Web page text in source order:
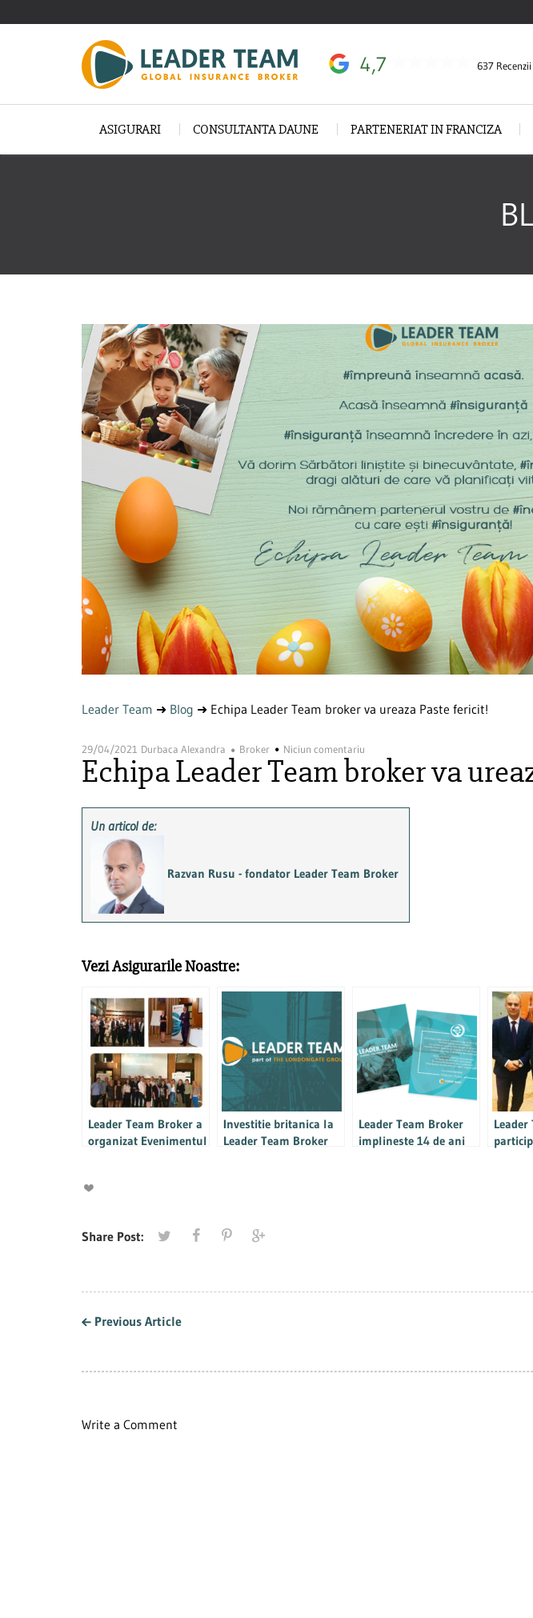
4,7 637 Recenzii
ASIGURARI CONSULTANTA DAUNE PARTENERIAT IN FRANCIZA
Leader Team ➜ Blog ➜ Echipa Leader Team broker va ureaza Paste fericit!
29/04/2021 Durbaca Alexandra Broker Niciun comentariu
Echipa Leader Team broker va
Un articol de:
Razvan Rusu - fondator Leader Team Broker
Vezi Asigurarile Noastre:
Leader Team Broker a
organizat Evenimentul
Investitie britanica la
Leader Team Broker
Leader Team Broker
implineste 14 de ani
Leader
Share Post:
Previous Article
Write a Comment